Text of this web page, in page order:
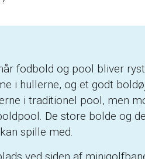
fodbold og pool bliver
i hullerne, og et godt
i traditionel pool, men
De store bolde og
spille med.